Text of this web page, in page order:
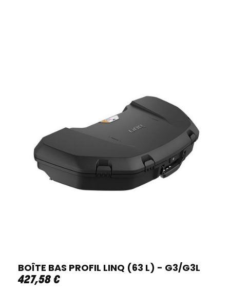
BOÎTE BAS PROFIL LINQ (63 L) - G3/G3L
427,58 €